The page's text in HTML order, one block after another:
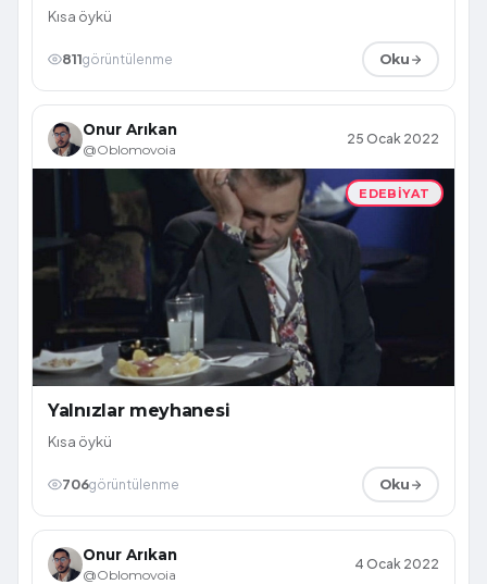
Kısa öykü
811görüntülenme Oku
Onur Arıkan
@Oblomovoia
25 Ocak 2022
EDEBIYAT
Yalnızlar meyhanesi
Kısa öykü
706görüntülenme Oku
Onur Arıkan
@Oblomovoia
4 Ocak 2022